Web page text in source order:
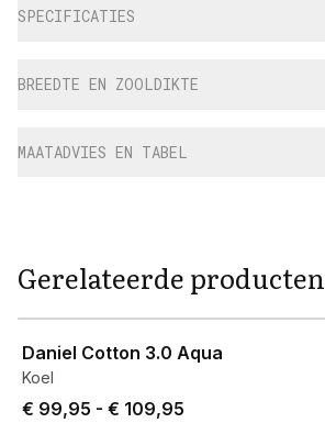
SPECIFICATIES
BREEDTE EN ZOOLDIKTE
MAATADVIES EN TABEL
Gerelateerde producten
Daniel Cotton 3.0 Aqua
Koel
Price from € 99,95 to € 109,95.
€ 99,95 - € 109,95